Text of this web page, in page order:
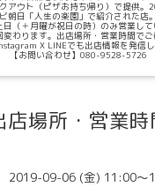
アウト（ピザお持ち帰り）で提供。
ビ朝日「人生の楽園」で紹介された店。
日（＋月曜が祝日の時）のみ営業して
変わります。出店場所・営業時間でご
X LINEでも出店情報を発信し
【お問い合わせ】080-9528-5726
店場所・営業時
2019-09-06 (金) 11:00～